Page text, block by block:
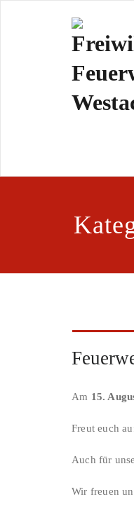
Am 15.
Freut euch
Auch für
Wir freuen